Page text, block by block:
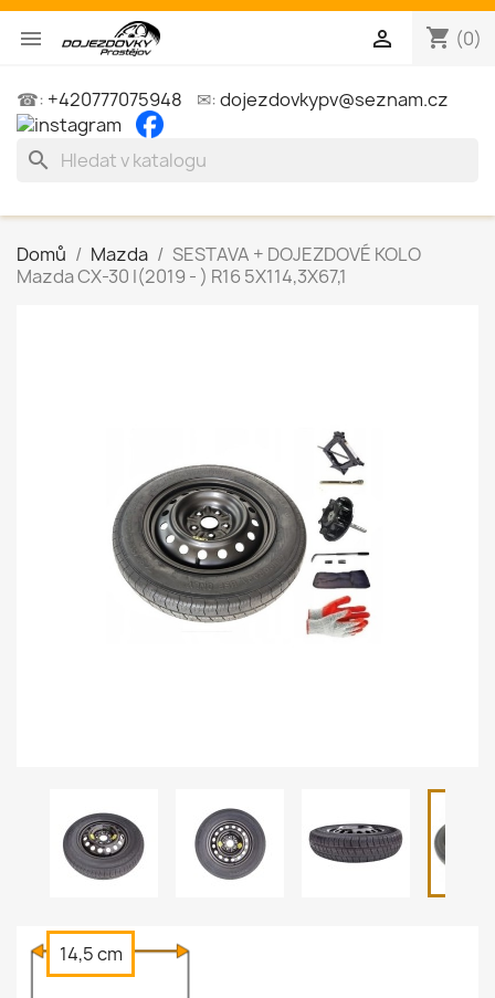
 shopping_cart (0)

☎: +420777075948 ✉:dojezdovkypv@seznam.cz
search
Domů Mazda
SESTAVA + DOJEZDOVÉ KOLO
Mazda CX-30 I(2019 - ) R16 5X114,3X67,1
14,5 cm